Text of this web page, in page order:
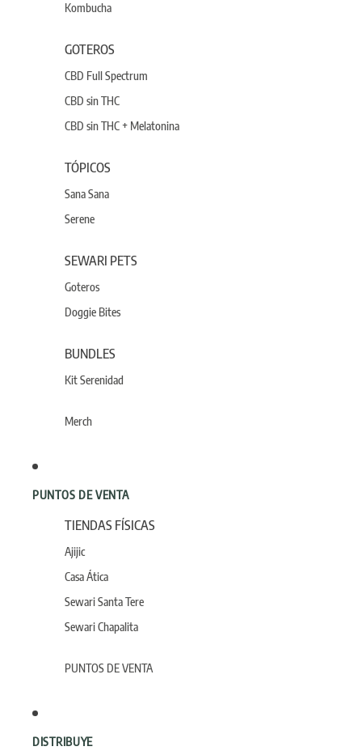
Kombucha
GOTEROS
CBD Full Spectrum
CBD sin THC
CBD sin THC + Melatonina
TÓPICOS
Sana Sana
Serene
SEWARI PETS
Goteros
Doggie Bites
BUNDLES
Kit Serenidad
Merch
PUNTOS DE VENTA
TIENDAS FÍSICAS
Ajijic
Casa Ática
Sewari Santa Tere
Sewari Chapalita
PUNTOS DE VENTA
DISTRIBUYE